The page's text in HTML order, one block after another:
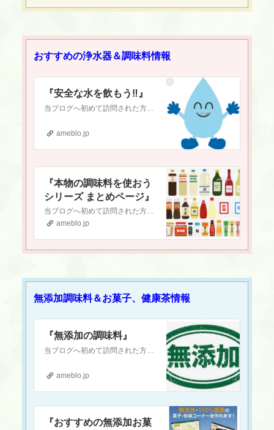
おすすめの浄水器＆調味料情報
『安全な水を飲もう‼️』
当ブログへ初めて訪問された方へ当ブログは『新型コロナワクチン接種をしようかどうか迷っている』という方や『ワクチンについて調べたいけど、何から調べれば良いか分か…
ameblo.jp
『本物の調味料を使おう
シリーズ まとめページ』
当ブログへ初めて訪問された方へ当ブログは『現代医療やワクチンに対して疑念を抱いている』という方や『食の安全(農薬・添加物etc.)に不安を感じている』という方…
ameblo.jp
無添加調味料＆お菓子、健康茶情報
『無添加の調味料』
当ブログへ初めて訪問された方へ当ブログは『現代医療やワクチンに対して疑念を抱いている』という方や『食の安全(農薬・添加物etc.)に不安を感じている』という方…
ameblo.jp
『おすすめの無添加お菓